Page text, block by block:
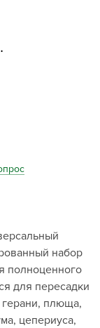
набор
полноценного
для пересадки
герани, плюща,
цепериуса,